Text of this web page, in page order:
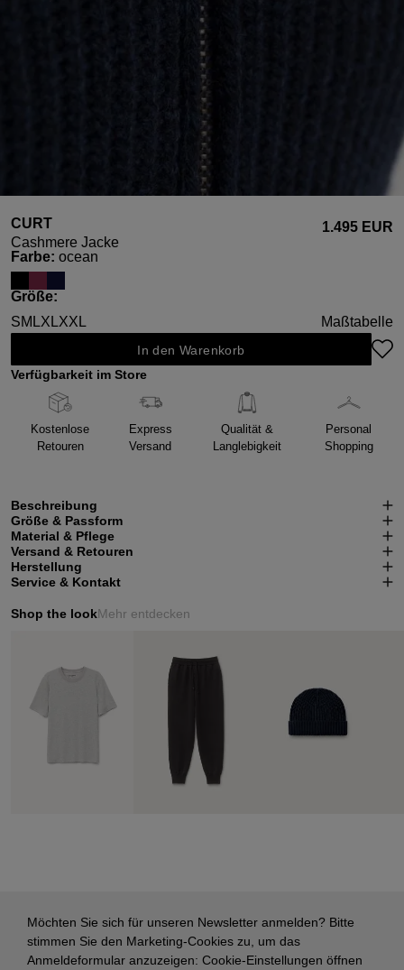
CURT
Cashmere Jacke
1.495 EUR
Farbeauswählen
: ocean
Größeauswählen
:
SM LXLXXL Maßtabelle
In den Warenkorb
Verfügbarkeit im Store
Kostenlose
Retouren
Express
Versand
Qualität &
Langlebigkeit
Personal
Shopping
Beschreibung
Größe & Passform
Material & Pflege
Versand & Retouren
Herstellung
Service & Kontakt
Shop the lookMehr entdecken
Möchten Sie sich für unseren Newsletter anmelden? Bitte
stimmen Sie den Marketing-Cookies zu, um das
Anmeldeformular anzuzeigen: Cookie-Einstellungen öffnen